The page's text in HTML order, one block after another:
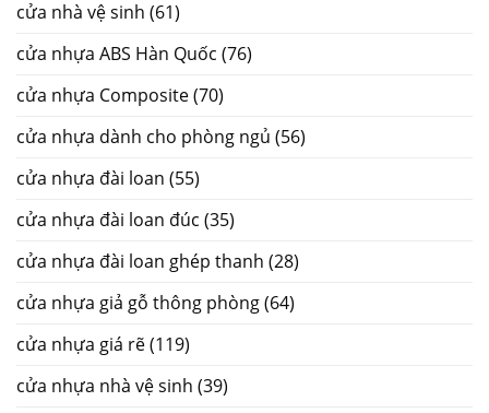
cửa nhà vệ sinh (61)
cửa nhựa ABS Hàn Quốc (76)
cửa nhựa Composite(70)
cửa nhựa dành cho phòng ngủ (56)
cửa nhựa đài loan (55)
cửa nhựa đài loan đúc (35)
cửa nhựa đài loan ghép thanh (28)
cửa nhựa giả gỗ thông phòng(64)
cửa nhựa giá rẽ(119)
cửa nhựa nhà vệ sinh (39)